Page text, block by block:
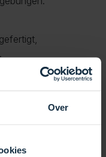
Over
von 2,0 kW
und gleichmäßige
Marken wie
Spa Builders
zwei 19-mm-